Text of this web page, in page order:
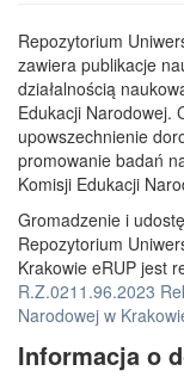
Repozytorium
zawiera publikacje
działalnością
Edukacji Narodowej.
upowszechnienie
promowanie badań
Komisji Edukacji
Gromadzenie i
Repozytorium
Krakowie eRUP jest
R.Z.0211.96.2023
Narodowej w
Informacja o